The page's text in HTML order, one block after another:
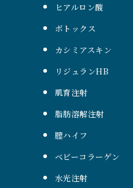
ヒアルロン酸
ボトックス
カシミアスキン
リジュランHB
肌育注射
脂肪溶解注射
膣ハイフ
ベビーコラーゲン
水光注射